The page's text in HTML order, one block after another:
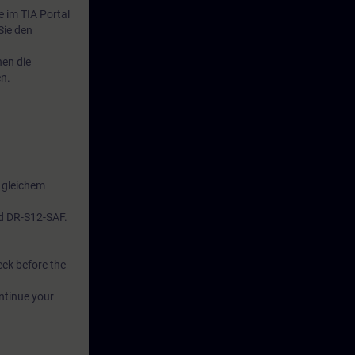
im TIA Portal
den
die
S12-SAF.
before the
your